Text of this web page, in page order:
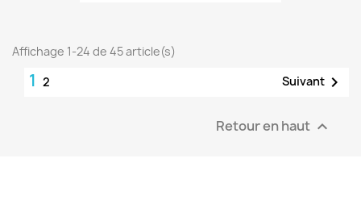
Affichage 1-24 de 45 article(s)
1 2 Suivant 
Retour en haut 